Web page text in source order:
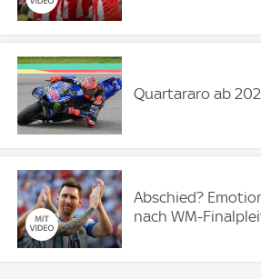
Quartararo ab
Abschied?
nach WM-